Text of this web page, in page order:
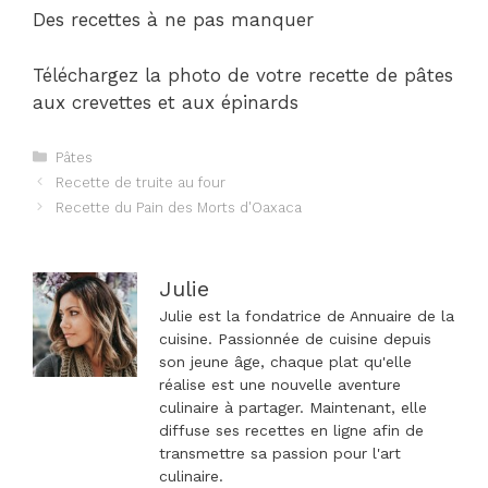
Des recettes à ne pas manquer
Téléchargez la photo de votre recette de pâtes
aux crevettes et aux épinards
Catégories
Pâtes
Navigation
des
Recette de truite au four
Recette du Pain des Morts d'Oaxaca
Julie
Julie est la fondatrice de Annuaire de la
cuisine. Passionnée de cuisine depuis
son jeune âge, chaque plat qu'elle
réalise est une nouvelle aventure
culinaire à partager. Maintenant, elle
diffuse ses recettes en ligne afin de
transmettre sa passion pour l'art
culinaire.